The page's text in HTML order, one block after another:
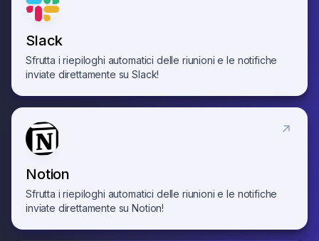
Slack
Sfrutta i riepiloghi automatici delle riunioni e le notifiche
inviate direttamente su Slack!
Notion
Sfrutta i riepiloghi automatici delle riunioni e le notifiche
inviate direttamente su Notion!